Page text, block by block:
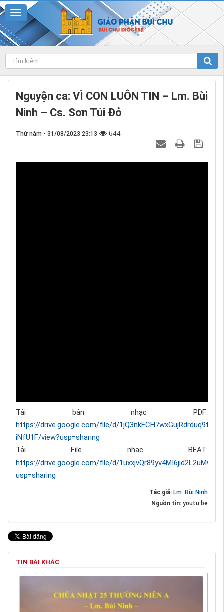
Nguyện ca: VÌ CON LUÔN TIN – Lm. Bùi
Ninh – Cs. Sơn Túi Đỏ
Thứ năm - 31/08/2023 23:13 644
Tải bản nhạc PDF:
https://drive.google.com/file/d/1jQ3nkECH7wxGujRdrduq9toXI-
iNfU1F/view?usp=sharing
Tải File nhạc BEAT:
https://drive.google.com/file/d/
usp=sharing
Tác giả: Lm. Bùi Ninh
Nguồn tin: youtu.be
TIN BÀI KHÁC